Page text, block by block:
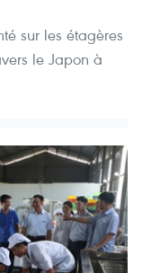
sur les étagères
le Japon à